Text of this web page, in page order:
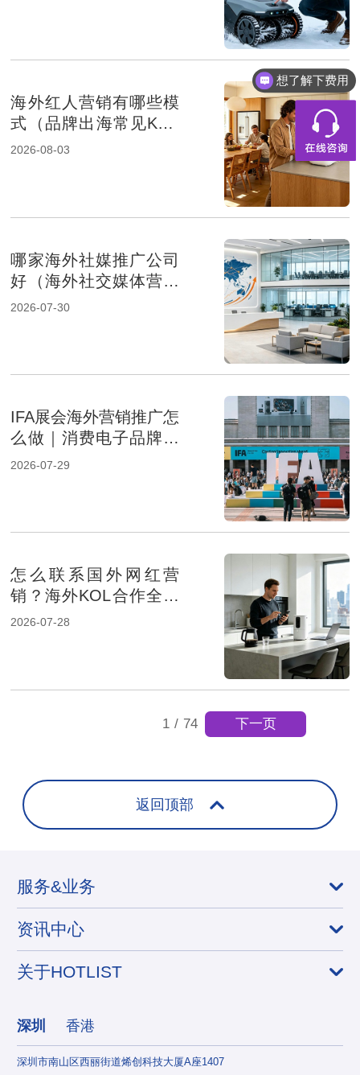
海外红人营销有哪些模
式（品牌出海常见KOL
合作方式解析）
2026-08-03
哪家海外社媒推广公司
好（海外社交媒体营销
服务商推荐）
2026-07-30
IFA展会海外营销推广怎
么做｜消费电子品牌借
助海外营销提升展会影
2026-07-29
怎么联系国外网红营
销？海外KOL合作全流
程解析
2026-07-28
1 / 74 下一页
返回顶部
服务&业务
资讯中心
关于HOTLIST
深圳 香港
深圳市南山区西丽街道烯创科技大厦A座1407
想了解下费用